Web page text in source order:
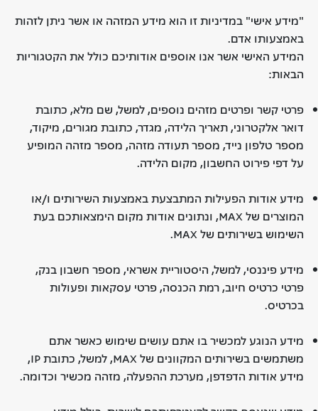
"מידע אישי" במדיניות זו הוא מידע המזהה או אשר ניתן לזהות
באמצעותו אדם.
המידע האישי אשר אנו אוספים אודותיכם כולל את הקטגוריות
הבאות:
פרטי קשר ופרטים מזהים נוספים, למשל, שם מלא, כתובת
דואר אלקטרוני, תאריך הלידה, מגדר, כתובת מגורים, מיקוד,
מספר טלפון נייד, מספר תעודה מזהה, מספר מזהה המופיע
על דפי פירוט החשבון, מקום הלידה.
מידע אודות הפעילות המתבצעת באמצעות השירותים ו/או
המוצרים של MAX, ונתונים אודות מקום הימצאותכם בעת
השימוש בשירותים של MAX.
מידע פיננסי, למשל, היסטוריית אשראי, מספר חשבון בנק,
פרטי כרטיס חיוב, רמת הכנסה, פרטי עסקאות ופעולות
בכרטיס.
מידע הנוגע למכשיר בו אתם עושים שימוש כאשר אתם
משתמשים בשירותים המקוונים של MAX, למשל, כתובת IP,
מידע אודות הדפדפן, מערכת ההפעלה, מזהה מכשיר וכדומה.